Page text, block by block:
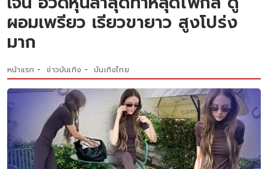
ผอมเพรียว เรียวขายาว สูงโปร่ง
มาก
หน้าแรก ข่าวบันเทิง บันเทิงไทย